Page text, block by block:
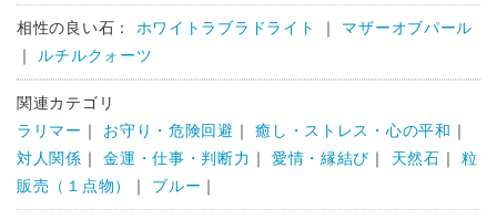
相性の良い石： ホワイトラブラドライト ｜ マザーオブパール
｜ ルチルクォーツ
関連カテゴリ
ラリマー ｜ お守り・危険回避 ｜癒し・ストレス・心の平和 ｜
対人関係 ｜金運・仕事・判断力 ｜ 愛情・縁結び ｜ 天然石 ｜粒
販売（１点物）
｜ ブルー ｜